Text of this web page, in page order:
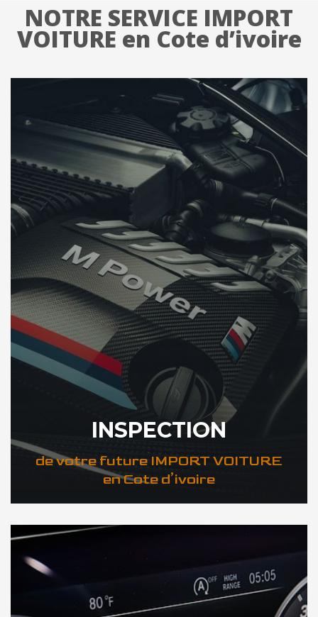
NOTRE SERVICE IMPORT
VOITURE en Cote d’ivoire
INSPECTION
de votre future IMPORT VOITURE
en Cote d’ivoire
DÉCOUVREZ VOTRE INSPECTION AUTO en Cote d’ivoire